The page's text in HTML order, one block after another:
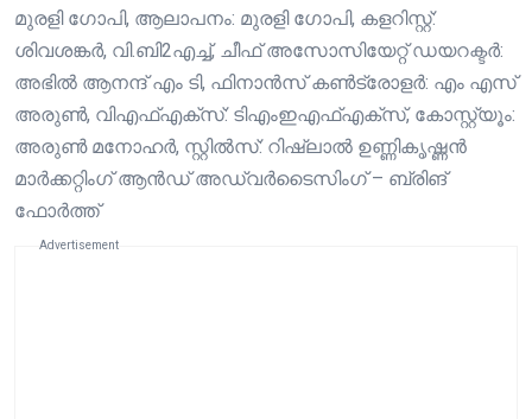
മുരളി ഗോപി, ആലാപനം: മുരളി ഗോപി, കളറിസ്റ്റ്:
ശിവശങ്കർ, വി.ബി2എച്ച്, ചീഫ് അസോസിയേറ്റ് ഡയറക്ടർ:
അഭിൽ ആനന്ദ് എം ടി, ഫിനാൻസ് കൺട്രോളർ: എം എസ്
അരുൺ, വിഎഫ്എക്സ്: ടിഎംഇഎഫ്എക്സ്, കോസ്റ്റ്യൂം:
അരുൺ മനോഹർ, സ്റ്റിൽസ്: റിഷ്ലാൽ ഉണ്ണികൃഷ്ണൻ
മാർക്കറ്റിംഗ് ആൻഡ് അഡ്വർടൈസിംഗ് – ബ്രിങ്
ഫോർത്ത്
Advertisement